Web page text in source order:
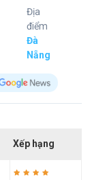
Địa
điểm
Đà
Nẵng
Xếp hạng